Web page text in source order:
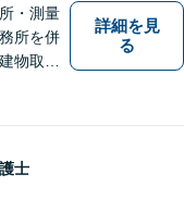
・測量
所を併
物取引
。
詳細を見
る
士